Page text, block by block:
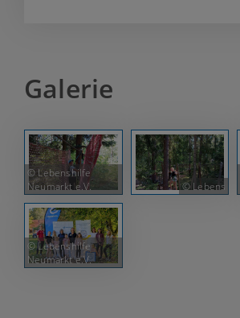
Galerie
© Lebenshilfe
Neumarkt e.V.
© Lebens
© Lebenshilfe
Neumarkt e.V.